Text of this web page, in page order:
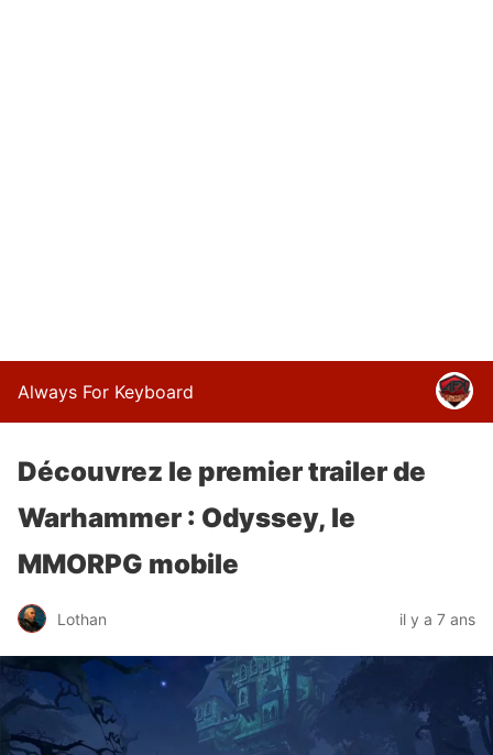
Always For Keyboard
Découvrez le premier trailer de
Warhammer : Odyssey, le
MMORPG mobile
Lothan il y a 7 ans